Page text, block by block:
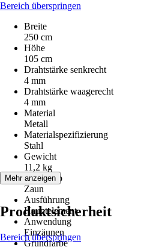
Bereich überspringen
Breite
250 cm
Höhe
105 cm
Drahtstärke senkrecht
4 mm
Drahtstärke waagerecht
4 mm
Material
Metall
Materialspezifizierung
Stahl
Gewicht
11,2 kg
Artikeltyp
Zaun
Ausführung
Hauptelement
Anwendung
Einzäunen
Grundfarbe
Mehr anzeigen
Produktsicherheit
Bereich überspringen